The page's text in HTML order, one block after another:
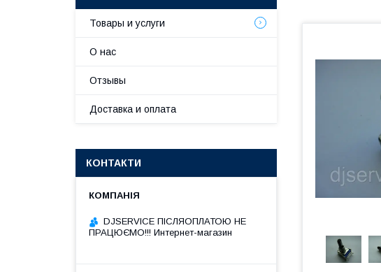
Товары и услуги
О нас
Отзывы
Доставка и оплата
КОНТАКТИ
DJSERVICE ПІСЛЯОПЛАТОЮ НЕ
ПРАЦЮЄМО!!! Интернет-магазин